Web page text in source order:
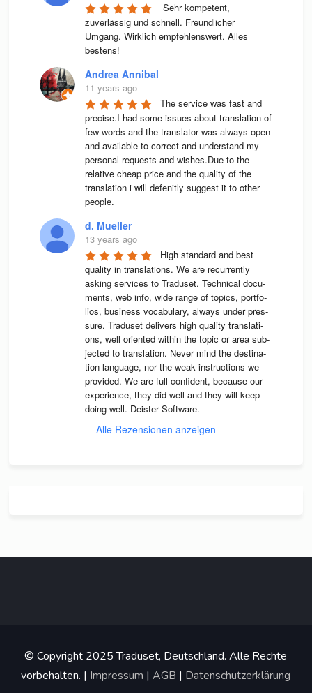
Sehr kompetent,
zuverlässig und schnell. Freundlicher
Umgang. Wirklich empfehlenswert. Alles
bestens!
Andrea Annibal
11 years ago
The service was fast and
precise.I had some issues about translation of
few words and the translator was always open
and available to correct and understand my
personal requests and wishes.Due to the
relative cheap price and the quality of the
translation i will defenitly suggest it to other
people.
d. Mueller
13 years ago
High stan­dard and best
qua­lity in trans­la­ti­ons. We are recur­rently
asking ser­vices to Tra­du­set. Tech­ni­cal docu­
ments, web info, wide range of topics, port­fo­
lios, busi­ness voca­bu­lary, always under pres­
sure. Tra­du­set deli­vers high qua­lity trans­la­ti­
ons, well ori­en­ted wit­hin the topic or area sub­
jec­ted to trans­la­tion. Never mind the desti­na­
tion lan­guage, nor the weak instruc­tions we
pro­vi­ded. We are full con­fi­dent, because our
expe­ri­ence, they did well and they will keep
doing well. Deis­ter Software.
Alle Rezensionen anzeigen
© Copyright 2025 Traduset, Deutschland. Alle Rechte
vorbehalten. | Impressum |AGB | Datenschutzerklärung